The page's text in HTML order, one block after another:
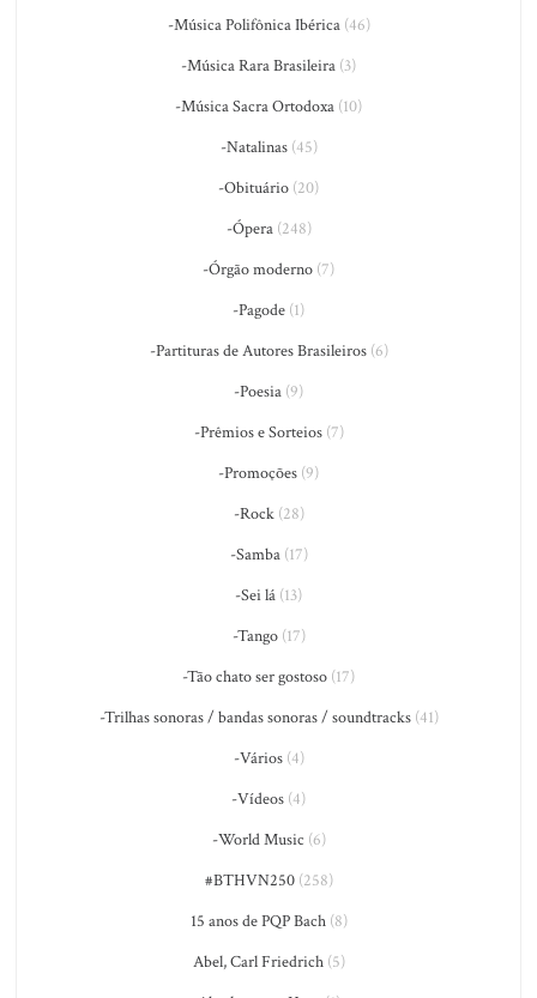
-Música Polifônica Ibérica(46)
-Música Rara Brasileira (3)
-Música Sacra Ortodoxa (10)
-Natalinas(45)
-Obituário (20)
-Ópera(248)
-Órgão moderno (7)
-Pagode (1)
-Partituras de Autores Brasileiros(6)
-Poesia (9)
-Prêmios e Sorteios(7)
-Promoções (9)
-Rock(28)
-Samba(17)
-Sei lá (13)
-Tango(17)
-Tão chato ser gostoso (17)
-Trilhas sonoras / bandas sonoras / soundtracks(41)
-Vários(4)
-Vídeos (4)
-World Music (6)
#BTHVN250(258)
15 anos de PQP Bach(8)
Abel, Carl Friedrich(5)